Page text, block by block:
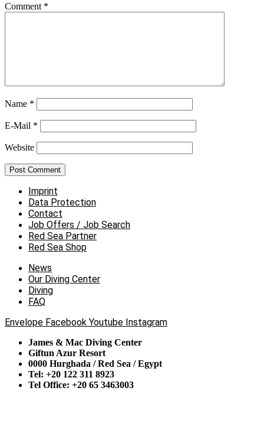
Comment *
Name *
E-Mail *
Website
Imprint
Data Protection
Contact
Job Offers / Job Search
Red Sea Partner
Red Sea Shop
News
Our Diving Center
Diving
FAQ
Envelope Facebook Youtube Instagram
James & Mac Diving Center
Giftun Azur Resort
0000 Hurghada / Red Sea / Egypt
Tel: +20 122 311 8923
Tel Office: +20 65 3463003